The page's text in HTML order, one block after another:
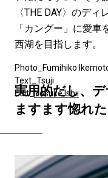
〈THE DAY〉のデ
「カングー」に愛
西湖を目指します。
Photo_Fumihiko
Text_Tsuji
Edit_Yosuke Ishii
実用的だし、デ
ますます惚れた